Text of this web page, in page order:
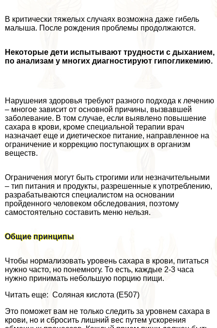
В критически тяжелых случаях возможна даже гибель
малыша. После рождения проблемы продолжаются.
Некоторые дети испытывают трудности с дыханием,
по анализам у многих диагностируют гипогликемию.
Нарушения здоровья требуют разного подхода к лечению
– многое зависит от основной причины, вызвавшей
заболевание. В том случае, если выявлено повышение
сахара в крови, кроме специальной терапии врач
назначает еще и диетическое питание, направленное на
ограничение и коррекцию поступающих в организм
веществ.
Ограничения могут быть строгими или незначительными
– тип питания и продукты, разрешенные к употрeблению,
разpaбатываются специалистом на основании
пройденного человеком обследования, поэтому
самостоятельно составить меню нельзя.
Общие принципы
Чтобы нормализовать уровень сахара в крови, питаться
нужно часто, но понемногу. То есть, каждые 2-3 часа
нужно принимать небольшую порцию пищи.
Читать еще: Соляная кислота (Е507)
Это поможет вам не только следить за уровнем сахара в
крови, но и сбросить лишний вес путем ускорения